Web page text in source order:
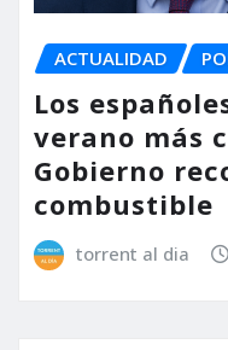
ACTUALIDAD
Los
verano más
Gobierno
combustible
torrent al dia